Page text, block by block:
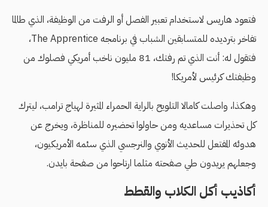
فتعود هاريس لاستخدام تعبير الفصل أو الرفت من الوظيفة، الذي طالما
تفاخر بترديده للمتسابقين الشباب في برنامجه The Apprentice،
فتقول له: أنت الذي تم رفتك، 81 مليون ناخب أمريكي فصلوك من
وظيفتك كرئيس لأمريكا!
وهكذا، واصلت كامالا التلويح بالراية الحمراء المثيرة لهياج ترامب، ليترك
كل تحذيرات مساعديه ومن حاولوا تحضيره للمناظرة، ويخرج عن
هدوئه المفتعل للحديث الأنوي والنرجسي الذي سئمه الأمريكيون،
وجعلهم يريدون طي صفحته مثلما ارتاحوا من صفحة بايدن.
أكاذيب أكل الكلاب والقطط